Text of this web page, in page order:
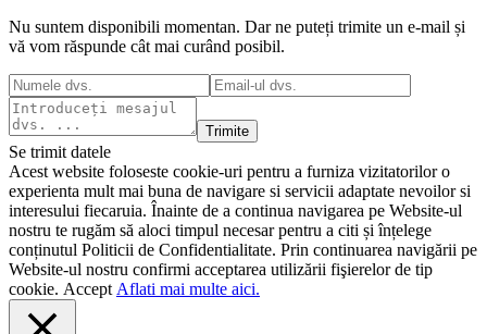
Nu suntem disponibili momentan. Dar ne puteți trimite un e-mail și
vă vom răspunde cât mai curând posibil.
Trimite
Se trimit datele
Acest website foloseste cookie-uri pentru a furniza vizitatorilor o
experienta mult mai buna de navigare si servicii adaptate nevoilor si
interesului fiecaruia. Înainte de a continua navigarea pe Website-ul
nostru te rugăm să aloci timpul necesar pentru a citi și înțelege
conținutul Politicii de Confidentialitate. Prin continuarea navigării pe
Website-ul nostru confirmi acceptarea utilizării fişierelor de tip
cookie. Accept Aflati mai multe aici.